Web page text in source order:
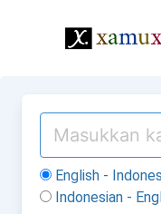
English -
Indonesian -